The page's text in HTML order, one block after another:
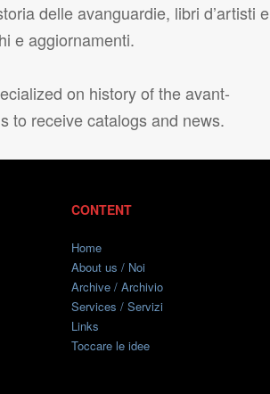
delle avanguardie, libri d’artisti e
e aggiornamenti.
on history of the avant-
to receive catalogs and news.
CONTENT
Home
About us / Noi
Archive / Archivio
Services / Servizi
Links
Toccare le idee